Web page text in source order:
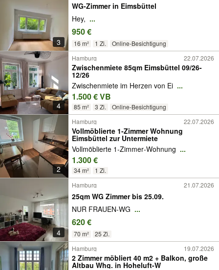
3
WG-Zimmer in Eimsbüttel
Hey, ...
950 €
16 m² 1 Zi. Online-Besichtigung
4
Hamburg 22.07.2026
Zwischenmiete 85qm Eimsbüttel 09/26-
12/26
Zwischenmiete im Herzen von Ei ...
1.500 € VB
85 m² 3 Zi. Online-Besichtigung
2
Hamburg 22.07.2026
Vollmöblierte 1‑Zimmer Wohnung
Eimsbüttel zur Untermiete
Vollmöblierte 1‑Zimmer‑Wohnung ...
1.300 €
34 m² 1 Zi.
4
Hamburg 21.07.2026
25qm WG Zimmer bis 25.09.
NUR FRAUEN-WG ...
620 €
70 m² 25 Zi.
Hamburg 19.07.2026
2 Zimmer möbliert 40 m2 + Balkon, große
Altbau Whg. in Hoheluft-W